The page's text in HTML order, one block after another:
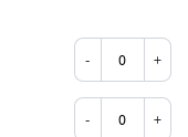
- +
- +